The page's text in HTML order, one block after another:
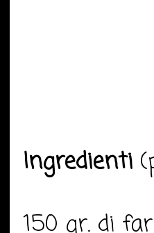
Ingredienti
150 gr. di